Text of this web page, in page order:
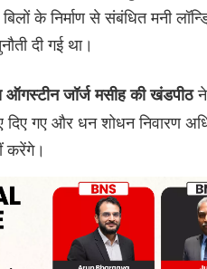
के निर्माण से संबंधित मनी
दी गई था।
जॉर्ज मसीह की खंडपीठ
दिए गए और धन शोधन निवारण
करेंगे।